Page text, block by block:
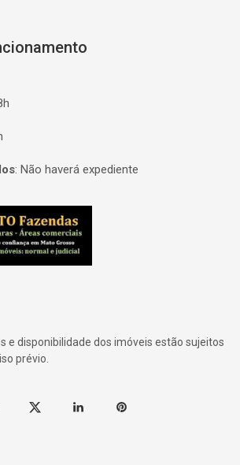
: Não haverá expediente
e disponibilidade dos imóveis estão sujeitos
prévio.
Twitter Linkedin Pinterest